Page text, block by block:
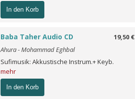
In den Korb
19,50 €
Baba Taher Audio CD
Ahura - Mohammad Eghbal
Sufimusik: Akkustische Instrum.+ Keyb.
mehr
In den Korb